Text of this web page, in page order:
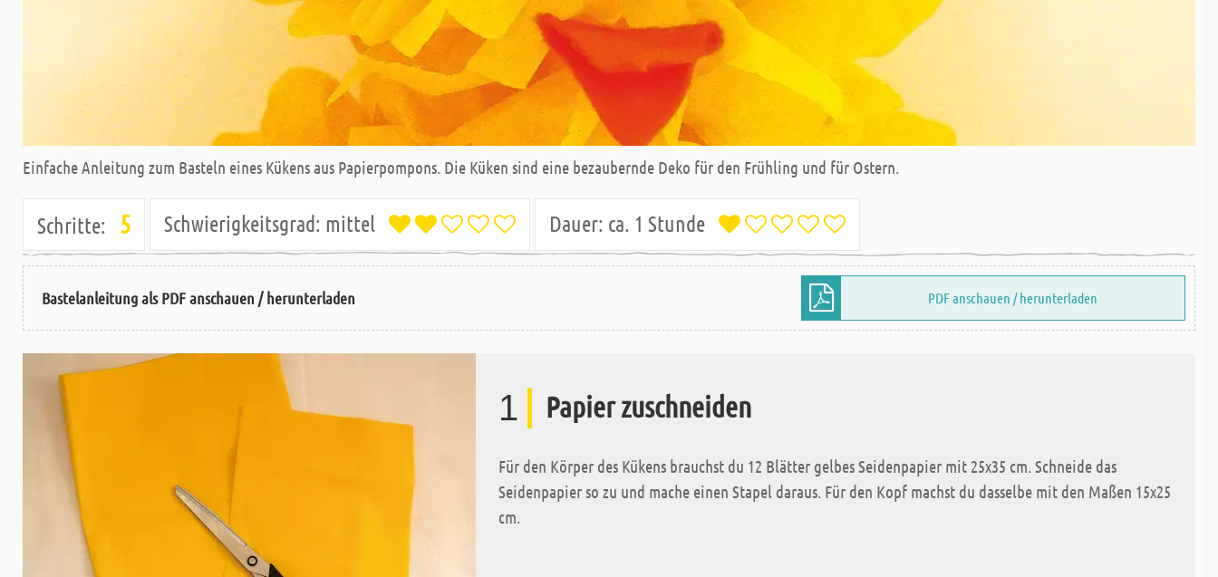
Einfache Anleitung zum Basteln eines Kükens aus Papierpompons. Die Küken sind eine bezaubernde Deko für den Frühling und für Ostern.
Schritte: 5 Schwierigkeitsgrad: mittel Dauer: ca. 1 Stunde
Bastelanleitung als PDF anschauen / herunterladen PDF anschauen / herunterladen
1 Papier zuschneiden
Für den Körper des Kükens brauchst du 12 Blätter gelbes Seidenpapier mit 25x35 cm. Schneide das
Seidenpapier so zu und mache einen Stapel daraus. Für den Kopf machst du dasselbe mit den Maßen 15x25
cm.